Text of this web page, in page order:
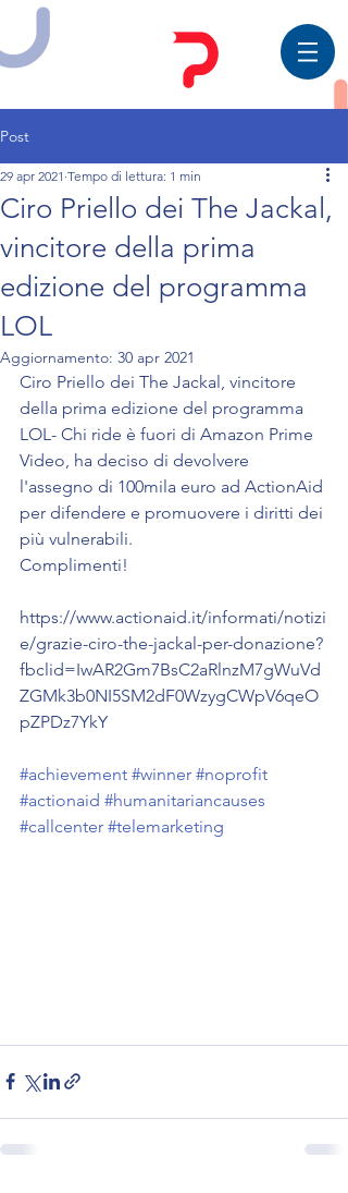
Post
Ciro Priello dei The Jackal,
vincitore della prima
edizione del programma
LOL
29 apr 2021 Tempo di lettura: 1 min
Aggiornamento: 30 apr 2021
Ciro Priello dei The Jackal, vincitore
della prima edizione del programma
LOL- Chi ride è fuori di Amazon Prime
Video, ha deciso di devolvere
l'assegno di 100mila euro ad ActionAid
per difendere e promuovere i diritti dei
più vulnerabili.
Complimenti!
https://www.actionaid.it/informati/notizi
e/grazie-ciro-the-jackal-per-donazione?
fbclid=IwAR2Gm7BsC2aRlnzM7gWuVd
ZGMk3b0NI5SM2dF0WzygCWpV6qeO
pZPDz7YkY
#achievement #winner #noprofit
#actionaid #humanitariancauses
#callcenter #telemarketing